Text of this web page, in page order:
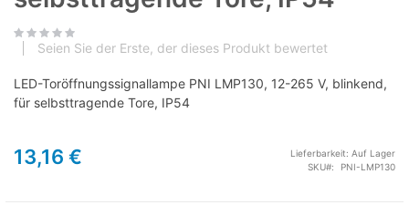
Seien Sie der Erste, der dieses Produkt bewertet
LED-Toröffnungssignallampe PNI LMP130, 12-265 V, blinkend,
für selbsttragende Tore, IP54
13,16 € Lieferbarkeit: Auf Lager
SKU
PNI-LMP130